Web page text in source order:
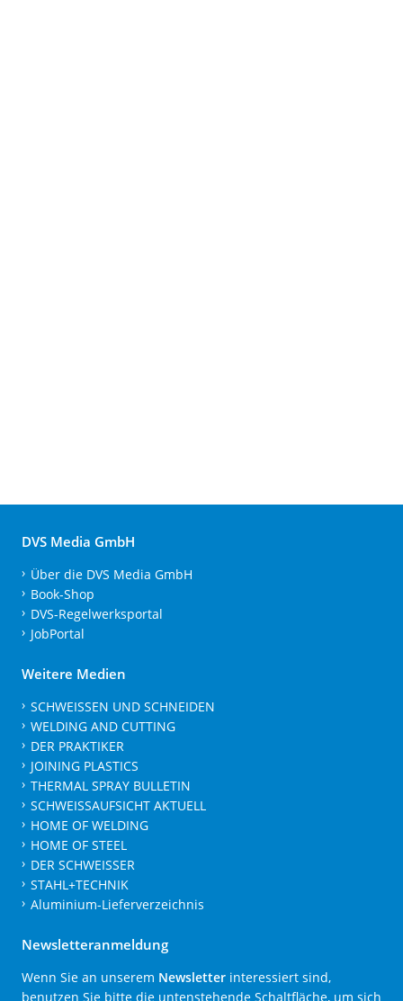
DVS Media GmbH
Über die DVS Media GmbH
Book-Shop
DVS-Regelwerksportal
JobPortal
Weitere Medien
SCHWEISSEN UND SCHNEIDEN
WELDING AND CUTTING
DER PRAKTIKER
JOINING PLASTICS
THERMAL SPRAY BULLETIN
SCHWEISSAUFSICHT AKTUELL
HOME OF WELDING
HOME OF STEEL
DER SCHWEISSER
STAHL+TECHNIK
Aluminium-Lieferverzeichnis
Newsletteranmeldung
Wenn Sie an unserem Newsletter interessiert sind,
benutzen Sie bitte die untenstehende Schaltfläche, um sich